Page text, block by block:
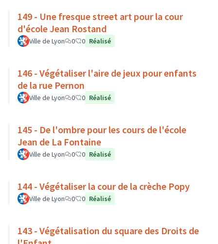
149 - Une fresque street art pour la cour
d'école Jean Rostand
Ville de Lyon 0 0 Réalisé
146 - Végétaliser l'aire de jeux pour enfants
de la rue Pernon
Ville de Lyon 0 0 Réalisé
145 - De l'ombre pour les cours de l'école
Jean de La Fontaine
Ville de Lyon 0 0 Réalisé
144 - Végétaliser la cour de la crèche Popy
Ville de Lyon 0 0 Réalisé
143 - Végétalisation du square des Droits de